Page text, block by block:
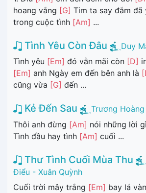
hoang vắng [G] Tim ta say đắm đã
trong cuộc tình [Am] ...
Tình Yêu Còn Đâu
Duy
Tình yêu [Em] đó vẫn mãi còn [D]
[Em] anh Ngày em đến bên anh là
cũng vừa [G] đến ...
Kẻ Đến Sau
Trương Hoàng
Thôi anh đừng [Am] nói những lời
Tình đầu hay tình [Am] cuối ...
Thư Tình Cuối Mùa Thu
Điểu - Xuân Quỳnh
Cuối trời mây trắng [Em] bay lá